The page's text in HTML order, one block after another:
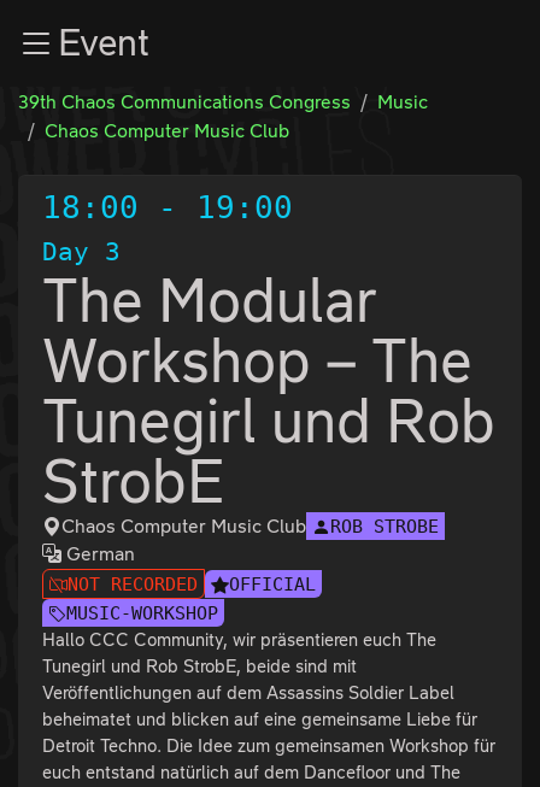
Zum InhaltEvent
39th Chaos Communications Congress
Music
Chaos Computer Music Club
18:00 - 19:00
Day 3
The Modular
Workshop – The
Tunegirl und Rob
StrobE
Chaos Computer Music Club ROB STROBE
German
NOT RECORDED
OFFICIAL
MUSIC-WORKSHOP
Hallo CCC Community, wir präsentieren euch The
Tunegirl und Rob StrobE, beide sind mit
Veröffentlichungen auf dem Assassins Soldier Label
beheimatet und blicken auf eine gemeinsame Liebe für
Detroit Techno. Die Idee zum gemeinsamen Workshop für
euch entstand natürlich auf dem Dancefloor und The